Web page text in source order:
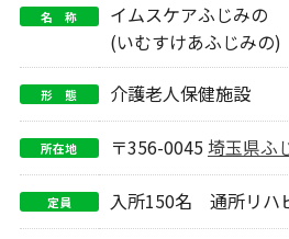
名 称
イムスケアふじみの
(いむすけあふじみの)
形 態 介護老人保健施設
所在地 〒356-0045 埼玉県ふ
定員 入所150名 通所リハ